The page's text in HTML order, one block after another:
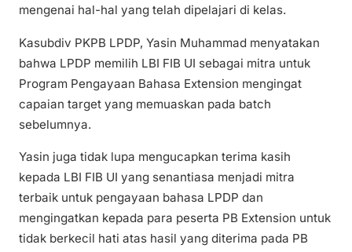
mengenai hal-hal yang telah dipelajari di kelas.
Kasubdiv PKPB LPDP, Yasin Muhammad menyatakan
bahwa LPDP memilih LBI FIB UI sebagai mitra untuk
Program Pengayaan Bahasa Extension mengingat
capaian target yang memuaskan pada batch
sebelumnya.
Yasin juga tidak lupa mengucapkan terima kasih
kepada LBI FIB UI yang senantiasa menjadi mitra
terbaik untuk pengayaan bahasa LPDP dan
mengingatkan kepada para peserta PB Extension untuk
tidak berkecil hati atas hasil yang diterima pada PB